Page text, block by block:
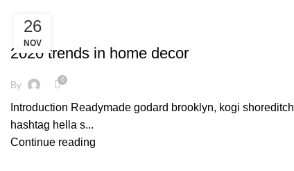
26
NOV
UNCATEGORIZED
2020 trends in home decor
By 0
Introduction Readymade godard brooklyn, kogi shoreditch
hashtag hella s...
Continue reading